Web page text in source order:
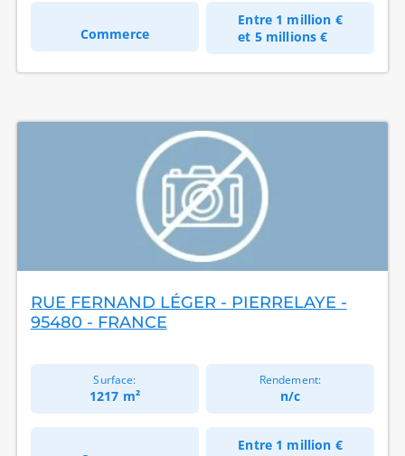
Commerce
Entre 1 million €
et 5 millions €
RUE FERNAND LÉGER - PIERRELAYE -
95480 - FRANCE
Surface:
1217 m²
Rendement:
n/c
Entre 1 million €